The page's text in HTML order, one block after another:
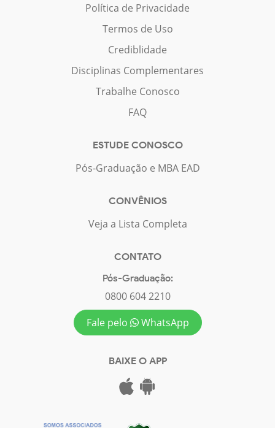
Política de Privacidade
Termos de Uso
Crediblidade
Disciplinas Complementares
Trabalhe Conosco
FAQ
ESTUDE CONOSCO
Pós-Graduação e MBA EAD
CONVÊNIOS
Veja a Lista Completa
CONTATO
Pós-Graduação:
0800 604 2210
Fale pelo
WhatsApp
BAIXE O APP